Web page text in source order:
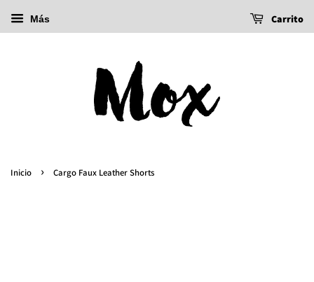
Más Carrito
Inicio › Cargo Faux Leather Shorts